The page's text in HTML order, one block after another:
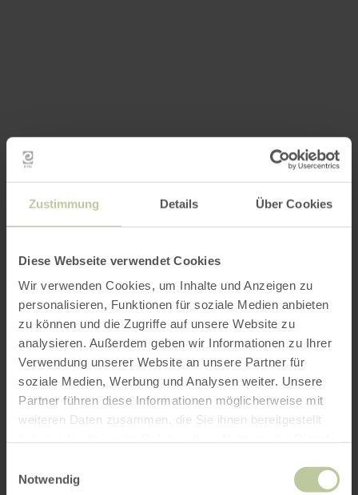
Zustimmung Details Über Cookies
Diese Webseite verwendet Cookies
Wir verwenden Cookies, um Inhalte und Anzeigen zu
personalisieren, Funktionen für soziale Medien anbieten
zu können und die Zugriffe auf unsere Website zu
analysieren. Außerdem geben wir Informationen zu Ihrer
Verwendung unserer Website an unsere Partner für
soziale Medien, Werbung und Analysen weiter. Unsere
Partner führen diese Informationen möglicherweise mit
weiteren Daten zusammen, die Sie ihnen bereitgestellt
Notwendig